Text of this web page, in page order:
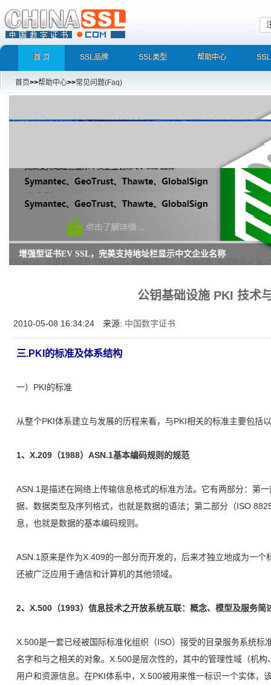
首 页 SSL品牌 SSL类型 帮助中心
首页>>帮助中心>>常见问题(Faq)
增强型证书EV SSL，完美支持地址栏显示中文企业名称
公钥基础设施 PKI 技术
2010-05-08 16:34:24 来源: 中国数字证书
三.PKI的标准及体系结构
一）PKI的标准
从整个PKI体系建立与发展的历程来看，与PKI相关的标准主要包括
1、X.209（1988）ASN.1基本编码规则的规范
ASN.1是描述在网络上传输信息格式的标准方法。它有两部分：第
据、数据类型及序列格式，也就是数据的语法；第二部分（ISO
息，也就是数据的基本编码规则。
ASN.1原来是作为X.409的一部分而开发的，后来才独立地成为一
还被广泛应用于通信和计算机的其他领域。
2、X.500（1993）信息技术之开放系统互联：概念、模型及服务简
X.500是一套已经被国际标准化组织（ISO）接受的目录服务系统标
名字和与之相关的对象。X.500是层次性的，其中的管理性域（机
用户和资源信息。在PKI体系中，X.500被用来惟一标识一个实体，